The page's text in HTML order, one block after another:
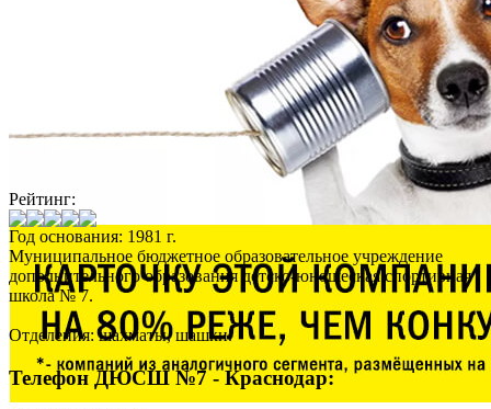
Рейтинг:
Год основания: 1981 г.
Муниципальное бюджетное образовательное учреждение
дополнительного образования детско-юношеская спортивная
школа № 7.
Отделения: шахматы, шашки.
Телефон ДЮСШ №7 - Краснодар: